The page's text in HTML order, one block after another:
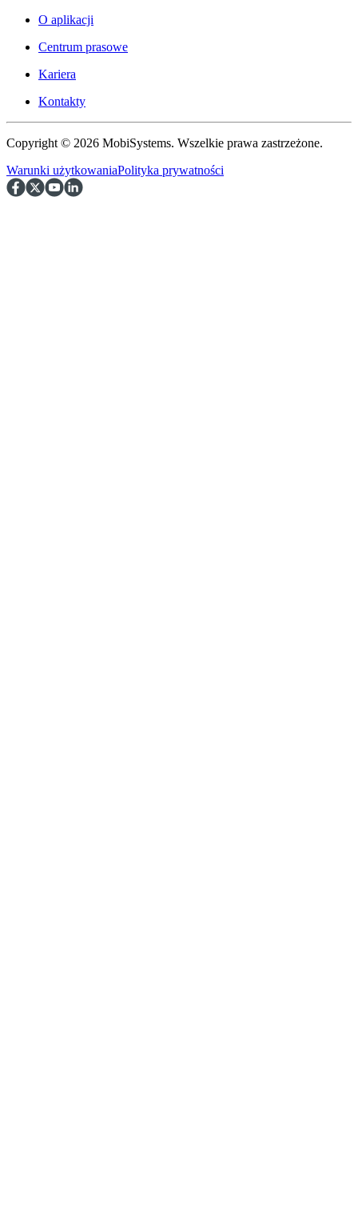
O aplikacji
Centrum prasowe
Kariera
Kontakty
Copyright © 2026 MobiSystems. Wszelkie prawa zastrzeżone.
Warunki użytkowaniaPolityka prywatności